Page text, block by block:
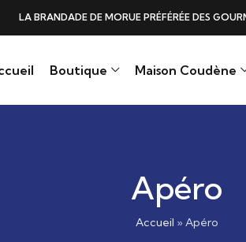
DE MORUE PRÉFÉRÉE DES GOURMANDS, N°1
Boutique Maison Coudène
Apéro
Accueil » Apéro